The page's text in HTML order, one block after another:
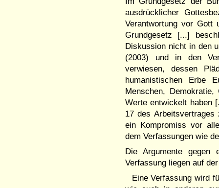
ausdrücklicher
Verantwortung vor
Grundgesetz [...]
Diskussion nicht in den
(2003) und in den
verwiesen, dessen
humanistischen Erbe
Menschen,
Werte entwickelt haben
17 des
ein Kompromiss vor
dem Verfassungen wie
Die Argumente gegen
Verfassung liegen auf
Eine Verfassung wird